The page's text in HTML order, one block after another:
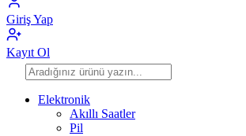
Giriş Yap
Kayıt Ol
Elektronik
Akıllı Saatler
Pil